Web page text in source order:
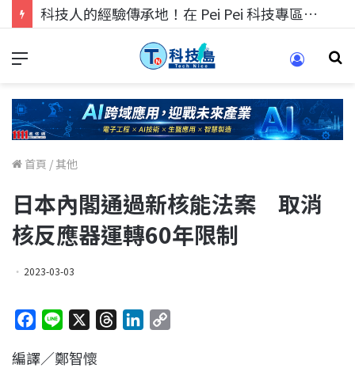
科技人的經驗傳承地！在 Pei Pei 科技專區，與學弟妹交流最硬核的技術
首頁 /其他
日本內閣通過新核能法案 取消
核反應器運轉60年限制
2023-03-03
c
n
編譯／鄭智懷